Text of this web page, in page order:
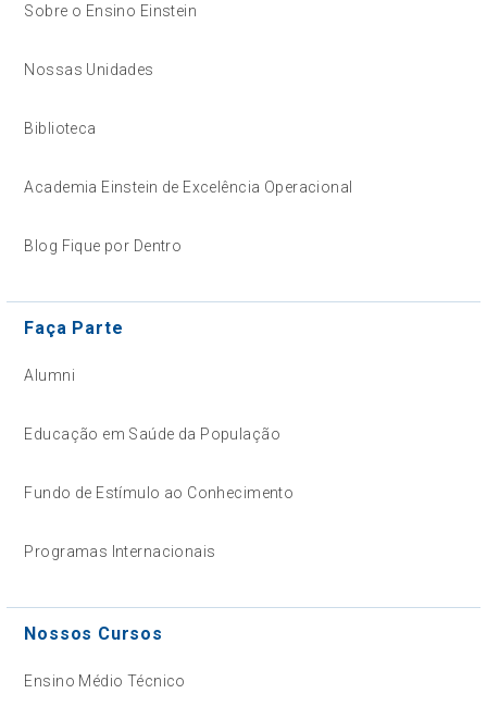
Sobre o Ensino Einstein
Nossas Unidades
Biblioteca
Academia Einstein de Excelência Operacional
Blog Fique por Dentro
Faça Parte
Alumni
Educação em Saúde da População
Fundo de Estímulo ao Conhecimento
Programas Internacionais
Nossos Cursos
Ensino Médio Técnico